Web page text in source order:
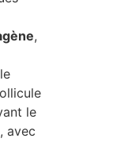
,
le
avec